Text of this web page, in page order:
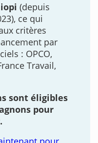
(depuis
ce qui
critères
par
: OPCO,
Travail,
sont éligibles
pour